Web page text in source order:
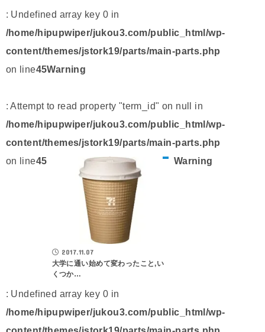
: Undefined array key 0 in
/home/hipupwiper/jukou3.com/public_html/wp-
content/themes/jstork19/parts/main-parts.php
on line45Warning
: Attempt to read property "term_id" on null in
/home/hipupwiper/jukou3.com/public_html/wp-
content/themes/jstork19/parts/main-parts.php
on line45
2017.11.07
大学に通い始めて変わったこと,い
くつか…
Warning
: Undefined array key 0 in
/home/hipupwiper/jukou3.com/public_html/wp-